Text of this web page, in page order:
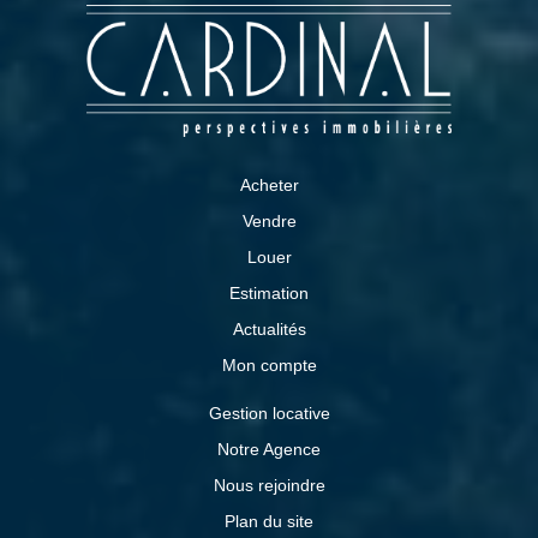
Acheter
Vendre
Louer
Estimation
Actualités
Mon compte
Gestion locative
Notre Agence
Nous rejoindre
Plan du site